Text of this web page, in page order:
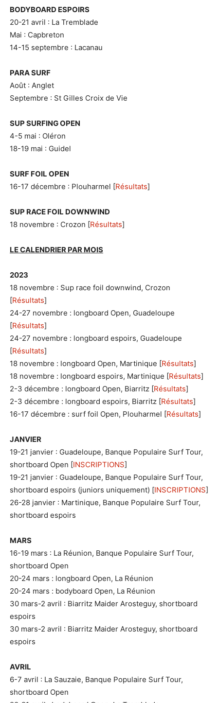
BODYBOARD ESPOIRS
20-21 avril : La Tremblade
Mai : Capbreton
14-15 septembre : Lacanau
PARA SURF
Août : Anglet
Septembre : St Gilles Croix de Vie
SUP SURFING OPEN
4-5 mai : Oléron
18-19 mai : Guidel
SURF FOIL OPEN
16-17 décembre : Plouharmel [Résultats]
SUP RACE FOIL DOWNWIND
18 novembre : Crozon [Résultats]
LE CALENDRIER PAR MOIS
2023
18 novembre : Sup race foil downwind, Crozon
[Résultats]
24-27 novembre : longboard Open, Guadeloupe
[Résultats]
24-27 novembre : longboard espoirs, Guadeloupe
[Résultats]
18 novembre : longboard Open, Martinique [Résultats]
18 novembre : longboard espoirs, Martinique [Résultats]
2-3 décembre : longboard Open, Biarritz [Résultats]
2-3 décembre : longboard espoirs, Biarritz [Résultats]
16-17 décembre : surf foil Open, Plouharmel [Résultats]
JANVIER
19-21 janvier : Guadeloupe, Banque Populaire Surf Tour,
shortboard Open [INSCRIPTIONS]
19-21 janvier : Guadeloupe, Banque Populaire Surf Tour,
shortboard espoirs (juniors uniquement) [INSCRIPTIONS]
26-28 janvier : Martinique, Banque Populaire Surf Tour,
shortboard espoirs
MARS
16-19 mars : La Réunion, Banque Populaire Surf Tour,
shortboard Open
20-24 mars : longboard Open, La Réunion
20-24 mars : bodyboard Open, La Réunion
30 mars-2 avril : Biarritz Maider Arosteguy, shortboard
espoirs
30 mars-2 avril : Biarritz Maider Arosteguy, shortboard
espoirs
AVRIL
6-7 avril : La Sauzaie, Banque Populaire Surf Tour,
shortboard Open